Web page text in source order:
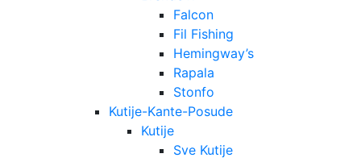
Falcon
Fil Fishing
Hemingway’s
Rapala
Stonfo
Kutije-Kante-Posude
Kutije
Sve Kutije